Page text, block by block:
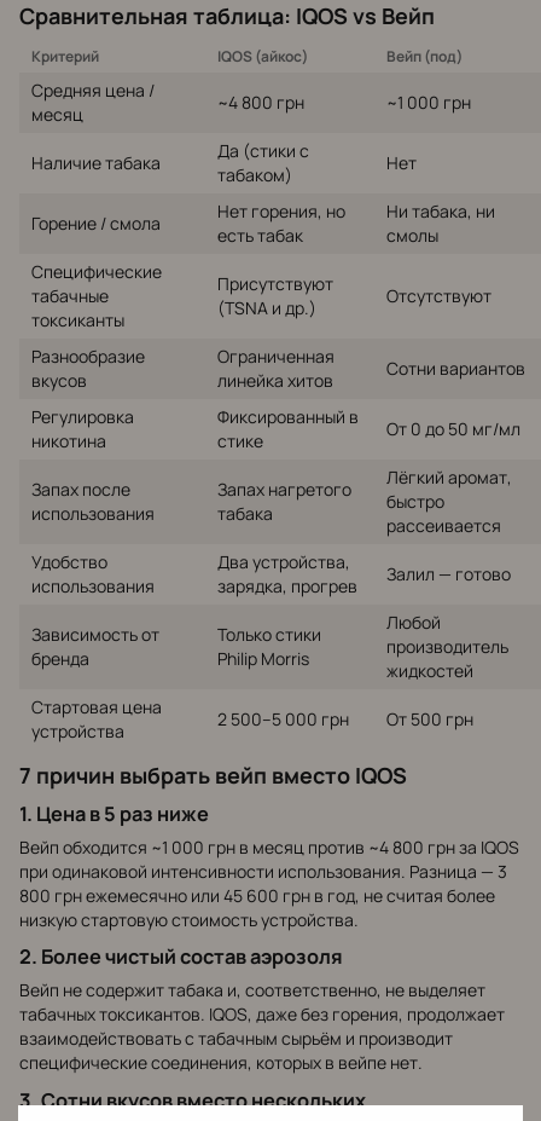
Сравнительная таблица: IQOS vs Вейп
Критерий IQOS (айкос) Вейп (под)
Средняя цена /
месяц
~4 800 грн ~1 000 грн
Наличие табака
Да (стики с
табаком)
Нет
Горение / смола
Нет горения, но
есть табак
Ни табака, ни
смолы
Специфические
табачные
токсиканты
Присутствуют
(TSNA и др.)
Отсутствуют
Разнообразие
вкусов
Ограниченная
линейка хитов
Сотни вариантов
Регулировка
никотина
Фиксированный в
стике
От 0 до 50 мг/мл
Запах после
использования
Запах нагретого
табака
Лёгкий аромат,
быстро
рассеивается
Удобство
использования
Два устройства,
зарядка, прогрев
Залил — готово
Зависимость от
бренда
Только стики
Philip Morris
Любой
производитель
жидкостей
Стартовая цена
устройства
2 500–5 000 грн От 500 грн
7 причин выбрать вейп вместо IQOS
1. Цена в 5 раз ниже
Вейп обходится ~1 000 грн в месяц против ~4 800 грн за IQOS
при одинаковой интенсивности использования. Разница — 3
800 грн ежемесячно или 45 600 грн в год, не считая более
низкую стартовую стоимость устройства.
2. Более чистый состав аэрозоля
Вейп не содержит табака и, соответственно, не выделяет
табачных токсикантов. IQOS, даже без горения, продолжает
взаимодействовать с табачным сырьём и производит
специфические соединения, которых в вейпе нет.
3. Сотни вкусов вместо нескольких